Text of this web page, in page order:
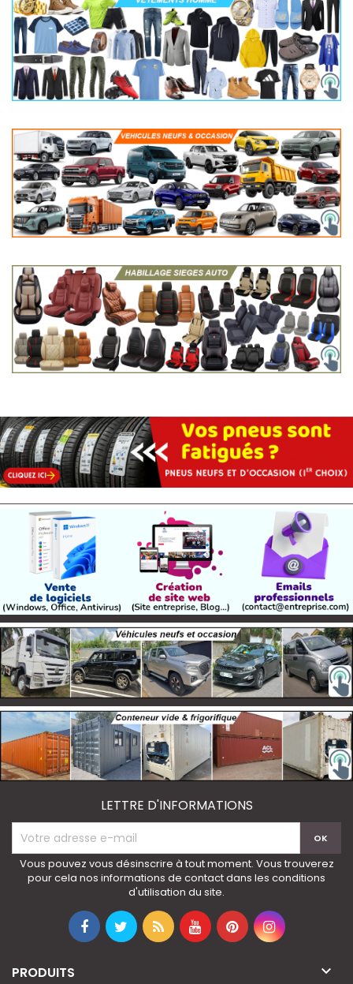
LETTRE D'INFORMATIONS
Vous pouvez vous désinscrire à tout moment. Vous trouverez
pour cela nos informations de contact dans les conditions
d'utilisation du site.
PRODUITS 